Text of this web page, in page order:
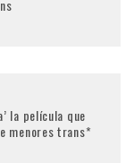
la película que
menores trans*